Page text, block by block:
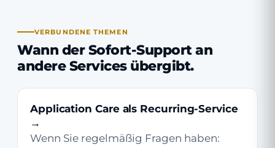
VERBUNDENE THEMEN
Wann derSofort-Support an
andere Services übergibt.
Application Care als Recurring-Service
→
Wenn Sie regelmäßig Fragen haben: